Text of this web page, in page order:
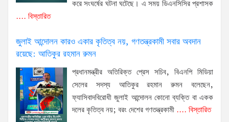
করে সংঘর্ষের ঘটনা ঘটেছে। এ সময় ডিএনসিসির প্রশাসক
.... বিস্তারিত
জুলাই আন্দোলন কারও একার কৃতিত্ব নয়, গণতন্ত্রকামী সবার অবদান
রয়েছে: আতিকুর রহমান রুমন
প্রধানমন্ত্রীর অতিরিক্ত প্রেস সচিব, বিএনপি মিডিয়া
সেলের সদস্য আতিকুর রহমান রুমন বলেছেন,
ফ্যাসিবাদবিরোধী জুলাই আন্দোলন কোনো ব্যক্তি বা একক
দলের কৃতিত্ব নয়; বরং দেশের গণতন্ত্রকামী .... বিস্তারিত